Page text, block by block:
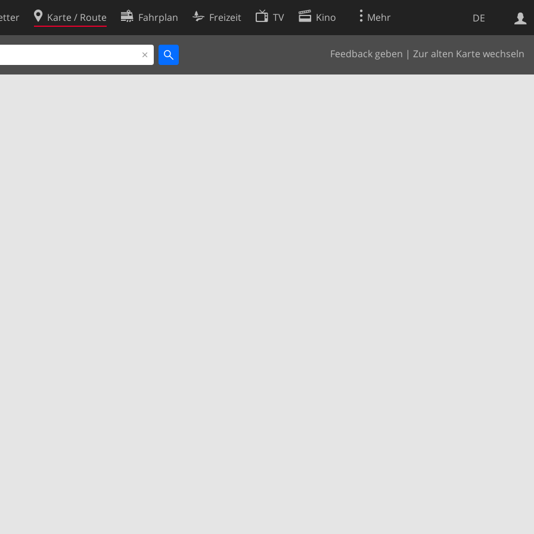
DE
Karte / Route Fahrplan Freizeit TV Kino Mehr
Feedback geben | Zur alten Karte wechseln
Websuche
Cookie-Richtlinie
Cookie-Einstellungen